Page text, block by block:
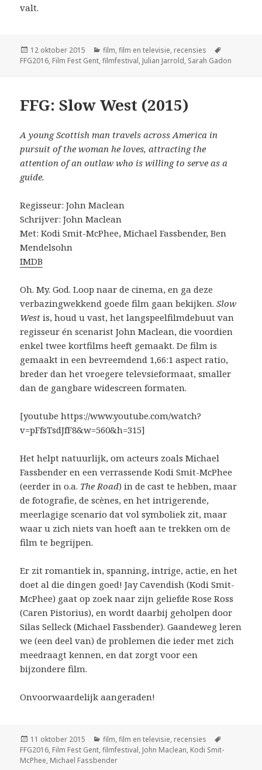
valt.
Geplaatst
op
12 oktober 2015 Categorieën
film,film en televisie, recensies
FFG2016, Film Fest Gent,filmfestival, Julian Jarrold, Sarah Gadon
FFG: Slow West (2015)
A young Scottish man travels across America in
pursuit of the woman he loves, attracting the
attention of an outlaw who is willing to serve as a
guide.
Regisseur: John Maclean
Schrijver: John Maclean
Met: Kodi Smit-McPhee, Michael Fassbender, Ben
Mendelsohn
IMDB
Oh. My. God. Loop naar de cinema, en ga deze
verbazingwekkend goede film gaan bekijken.Slow
West is, houd u vast, het langspeelfilmdebuut van
regisseur én scenarist John Maclean, die voordien
enkel twee kortfilms heeft gemaakt. De film is
gemaakt in een bevreemdend 1,66:1 aspect ratio,
breder dan het vroegere televsieformaat, smaller
dan de gangbare widescreen formaten.
[youtube https://www.youtube.com/watch?
v=pFfsTsdJfF8&w=560&h=315]
Het helpt natuurlijk, om acteurs zoals Michael
Fassbender en een verrassende Kodi Smit-McPhee
(eerder in o.a. The Road) in de cast te hebben, maar
de fotografie, de scènes, en het intrigerende,
meerlagige scenario dat vol symboliek zit, maar
waar u zich niets van hoeft aan te trekken om de
film te begrijpen.
Er zit romantiek in, spanning, intrige, actie, en het
doet al die dingen goed! Jay Cavendish (Kodi Smit-
McPhee) gaat op zoek naar zijn geliefde Rose Ross
(Caren Pistorius), en wordt daarbij geholpen door
Silas Selleck (Michael Fassbender). Gaandeweg leren
we (een deel van) de problemen die ieder met zich
meedraagt kennen, en dat zorgt voor een
bijzondere film.
Onvoorwaardelijk aangeraden!
Geplaatst
op
11 oktober 2015 Categorieën
film,film en televisie, recensies
FFG2016, Film Fest Gent,filmfestival, John Maclean, Kodi Smit-
McPhee, Michael Fassbender